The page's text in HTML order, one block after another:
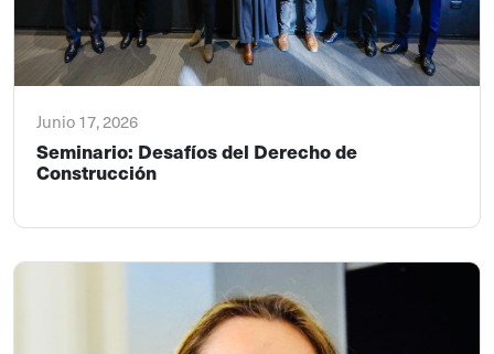
Junio 17, 2026
Seminario: Desafíos del Derecho de
Construcción